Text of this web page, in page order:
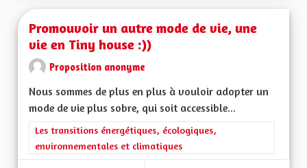
Promouvoir un autre mode de vie, une
vie en Tiny house :))
Proposition anonyme
Nous sommes de plus en plus à vouloir adopter un
mode de vie plus sobre, qui soit accessible...
Filtrer les résultats de la catégorie : Les transitions
Les transitions énergétiques, écologiques,
environnementales et climatiques